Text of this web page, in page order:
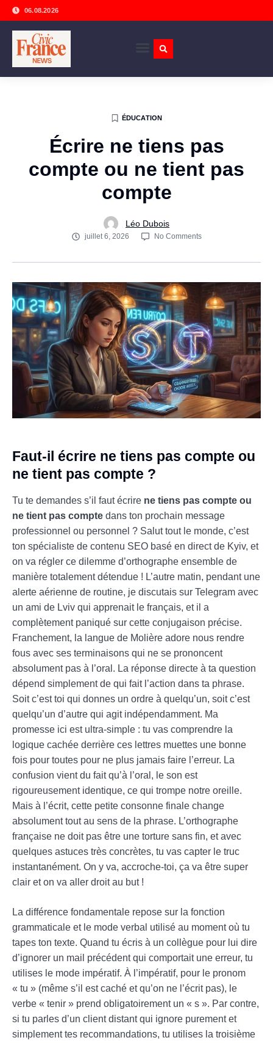
06.08.2026
ÉDUCATION
Écrire ne tiens pas
compte ou ne tient pas
compte
Léo Dubois
juillet 6, 2026 No Comments
Faut-il écrire ne tiens pas compte ou
ne tient pas compte ?
Tu te demandes s’il faut écrire ne tiens pas compte ou
ne tient pas compte dans ton prochain message
professionnel ou personnel ? Salut tout le monde, c’est
ton spécialiste de contenu SEO basé en direct de Kyiv, et
on va régler ce dilemme d’orthographe ensemble de
manière totalement détendue ! L’autre matin, pendant une
alerte aérienne de routine, je discutais sur Telegram avec
un ami de Lviv qui apprenait le français, et il a
complètement paniqué sur cette conjugaison précise.
Franchement, la langue de Molière adore nous rendre
fous avec ses terminaisons qui ne se prononcent
absolument pas à l’oral. La réponse directe à ta question
dépend simplement de qui fait l’action dans ta phrase.
Soit c’est toi qui donnes un ordre à quelqu’un, soit c’est
quelqu’un d’autre qui agit indépendamment. Ma
promesse ici est ultra-simple : tu vas comprendre la
logique cachée derrière ces lettres muettes une bonne
fois pour toutes pour ne plus jamais faire l’erreur. La
confusion vient du fait qu’à l’oral, le son est
rigoureusement identique, ce qui trompe notre oreille.
Mais à l’écrit, cette petite consonne finale change
absolument tout au sens de la phrase. L’orthographe
française ne doit pas être une torture sans fin, et avec
quelques astuces très concrètes, tu vas capter le truc
instantanément. On y va, accroche-toi, ça va être super
clair et on va aller droit au but !
La différence fondamentale repose sur la fonction
grammaticale et le mode verbal utilisé au moment où tu
tapes ton texte. Quand tu écris à un collègue pour lui dire
d’ignorer un mail précédent qui comportait une erreur, tu
utilises le mode impératif. À l’impératif, pour le pronom
« tu » (même s’il est caché et qu’on ne l’écrit pas), le
verbe « tenir » prend obligatoirement un « s ». Par contre,
si tu parles d’un client distant qui ignore purement et
simplement tes recommandations, tu utilises la troisième